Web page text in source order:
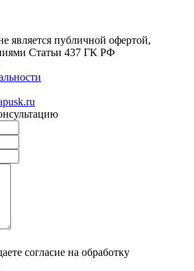
является публичной офертой,
Статьи 437 ГК РФ
согласие на обработку